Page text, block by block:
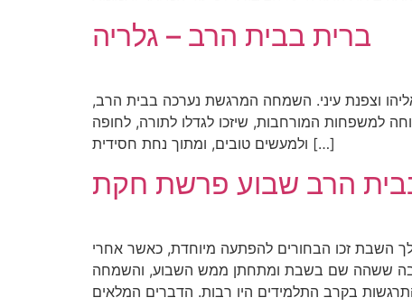
ברית בבית הרב – גלריה
וצפנת עיני. השמחה המרגשת נערכה בבית הרב,
למשפחות המורחבות, שיזכו לגדלו לתורה, לחופה
ולמעשים טובים, ומתוך נחת חסידית […]
הרב שבוע פרשת חקת
השבת זכו הבחורים להפתעה מיוחדת, כאשר אחרי
ששהה שם בשבת ומתחתן ממש השבוע, והשמחה